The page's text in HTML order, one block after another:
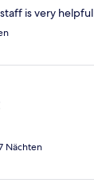
is very helpful
Nächten